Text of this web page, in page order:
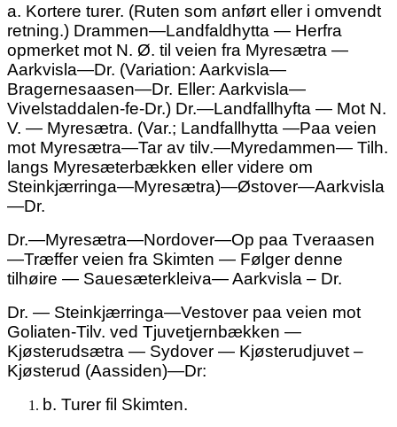
a. Kortere turer. (Ruten som anført eller i omvendt
retning.) Drammen—Landfaldhytta — Herfra
opmerket mot N. Ø. til veien fra Myresætra —
Aarkvisla—Dr. (Variation: Aarkvisla—
Bragernesaasen—Dr. Eller: Aarkvisla—
Vivelstaddalen-fe-Dr.) Dr.—Landfallhyfta — Mot N.
V. — Myresætra. (Var.; Landfallhytta —Paa veien
mot Myresætra—Tar av tilv.—Myredammen— Tilh.
langs Myresæterbækken eller videre om
Steinkjærringa—Myresætra)—Østover—Aarkvisla
—Dr.
Dr.—Myresætra—Nordover—Op paa Tveraasen
—Træffer veien fra Skimten — Følger denne
tilhøire — Sauesæterkleiva— Aarkvisla – Dr.
Dr. — Steinkjærringa—Vestover paa veien mot
Goliaten-Tilv. ved Tjuvetjernbækken —
Kjøsterudsætra — Sydover — Kjøsterudjuvet –
Kjøsterud (Aassiden)—Dr:
b. Turer fil Skimten.